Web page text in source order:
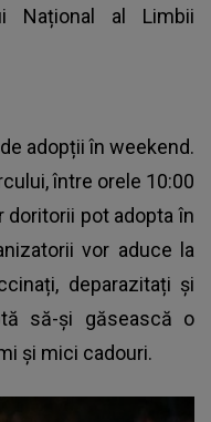
Național al Limbii
adopții în weekend.
între orele 10:00
doritorii pot adopta în
vor aduce la
deparazitați și
să-și găsească o
și mici cadouri.